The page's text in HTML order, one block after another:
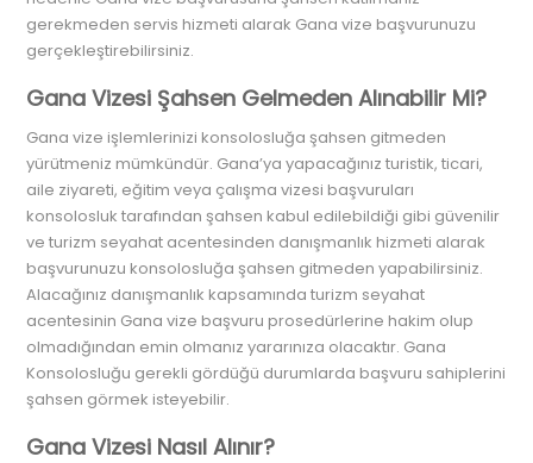
gerekmeden servis hizmeti alarak Gana vize başvurunuzu
gerçekleştirebilirsiniz.
Gana Vizesi Şahsen Gelmeden Alınabilir Mi?
Gana vize işlemlerinizi konsolosluğa şahsen gitmeden
yürütmeniz mümkündür. Gana’ya yapacağınız turistik, ticari,
aile ziyareti, eğitim veya çalışma vizesi başvuruları
konsolosluk tarafından şahsen kabul edilebildiği gibi güvenilir
ve turizm seyahat acentesinden danışmanlık hizmeti alarak
başvurunuzu konsolosluğa şahsen gitmeden yapabilirsiniz.
Alacağınız danışmanlık kapsamında turizm seyahat
acentesinin Gana vize başvuru prosedürlerine hakim olup
olmadığından emin olmanız yararınıza olacaktır. Gana
Konsolosluğu gerekli gördüğü durumlarda başvuru sahiplerini
şahsen görmek isteyebilir.
Gana Vizesi Nasıl Alınır?